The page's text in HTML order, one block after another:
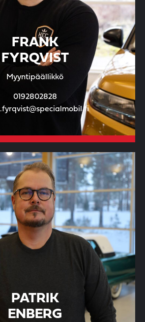
FRANK
FYRQVIST
Myyntipäällikkö
0192802828
PATRIK
ENBERG